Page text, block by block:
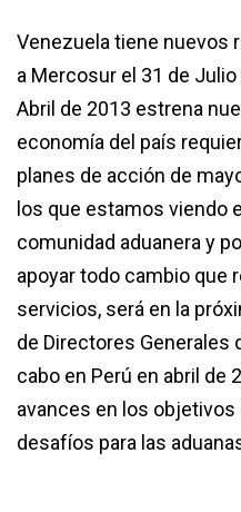
Venezuela tiene nuevos
a Mercosur el 31 de
Abril de 2013 estrena
economía del país
planes de acción de
los que estamos viendo
comunidad aduanera y
apoyar todo cambio que
servicios, será en la
de Directores Generales
cabo en Perú en abril de
avances en los objetivos
desafíos para las